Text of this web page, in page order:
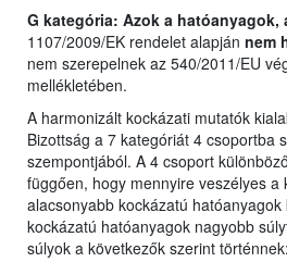
G kategória: Azok a hatóanyagok,
1107/2009/EK rendelet alapján nem
nem szerepelnek az 540/2011/EU
mellékletében.
A harmonizált kockázati mutatók
Bizottság a 7 kategóriát 4 csoportba
szempontjából. A 4 csoport
függően, hogy mennyire veszélyes a
alacsonyabb kockázatú
kockázatú hatóanyagok nagyobb
súlyok a következők szerint történnek: